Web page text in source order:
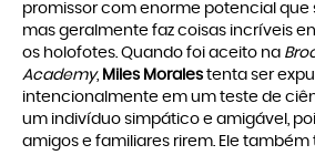
promissor com enorme potencial que
mas geralmente faz coisas incríveis
os holofotes. Quando foi aceito na
Academy, Miles Morales tenta ser
intencionalmente em um teste de
um indivíduo simpático e amigável,
amigos e familiares rirem. Ele